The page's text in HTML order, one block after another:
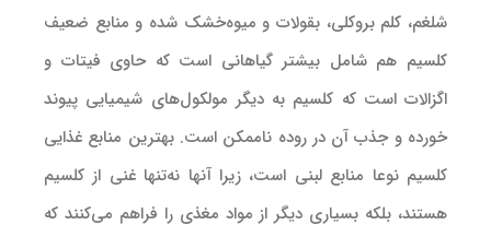
شلغم، کلم بروکلی، بقولات و میوه‌خشک شده و منابع ضعیف
کلسیم هم شامل بیشتر گیاهانی است که حاوی فیتات و
اگزالات است که کلسیم به دیگر مولکول‌های شیمیایی پیوند
خورده و جذب آن در روده ناممکن است. بهترین منابع غذایی
کلسیم نوعا منابع لبنی است، زیرا آنها نه‌تنها غنی از کلسیم
هستند، بلکه بسیاری دیگر از مواد مغذی را فراهم می‌کنند که